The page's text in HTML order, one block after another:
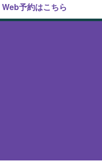
Web予約はこちら